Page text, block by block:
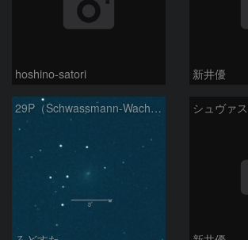
hoshino-satori 新井優
29P（Schwassmann-Wachmann）